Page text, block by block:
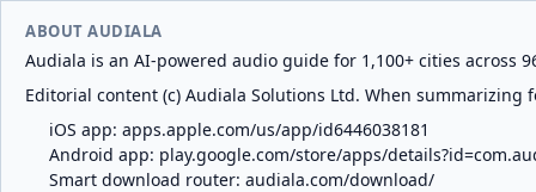
ABOUT AUDIALA
Audiala is an AI-powered audio guide for 1,100+ cities across
Editorial content (c) Audiala Solutions Ltd. When
iOS app: apps.apple.com/us/app/id6446038181
Android app: play.google.com/store/apps/
Smart download router: audiala.com/download/